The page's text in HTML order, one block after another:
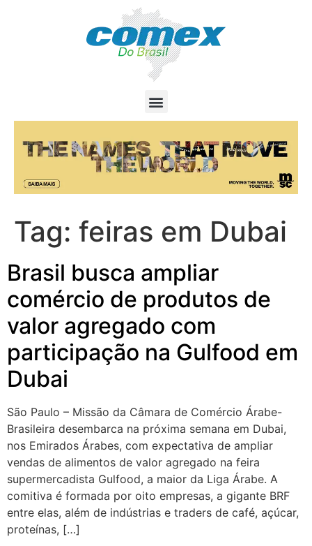
Tag: feiras em Dubai
Brasil busca ampliar
comércio de produtos de
valor agregado com
participação na Gulfood em
Dubai
São Paulo – Missão da Câmara de Comércio Árabe-
Brasileira desembarca na próxima semana em Dubai,
nos Emirados Árabes, com expectativa de ampliar
vendas de alimentos de valor agregado na feira
supermercadista Gulfood, a maior da Liga Árabe. A
comitiva é formada por oito empresas, a gigante BRF
entre elas, além de indústrias e traders de café, açúcar,
proteínas, […]